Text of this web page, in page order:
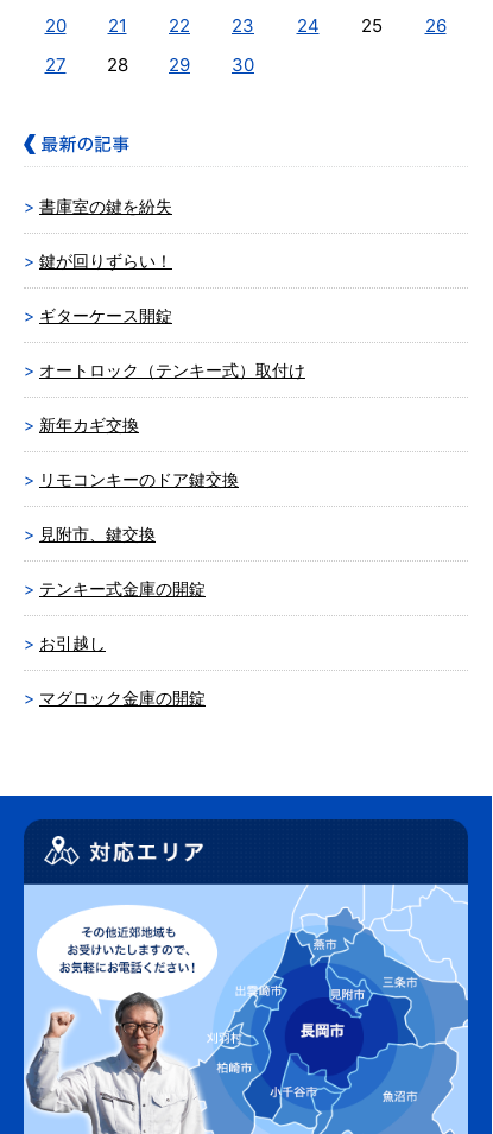
20
21 22 23 24 25
26
27
28 29 30
書庫室の鍵を紛失
鍵が回りずらい！
ギターケース開錠
オートロック（テンキー式）取付け
新年カギ交換
リモコンキーのドア鍵交換
見附市、鍵交換
テンキー式金庫の開錠
お引越し
マグロック金庫の開錠